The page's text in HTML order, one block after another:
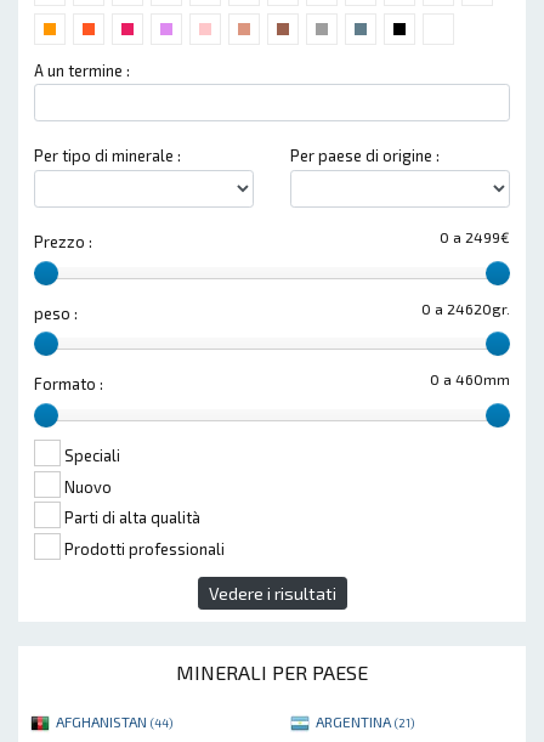
A un termine :
Per tipo di minerale : Per paese di origine :
0 a 2499€
Prezzo :
0 a 24620gr.
peso :
0 a 460mm
Formato :
Speciali
Nuovo
Parti di alta qualità
Prodotti professionali
Vedere i risultati
MINERALI PER PAESE
AFGHANISTAN (44) ARGENTINA (21)